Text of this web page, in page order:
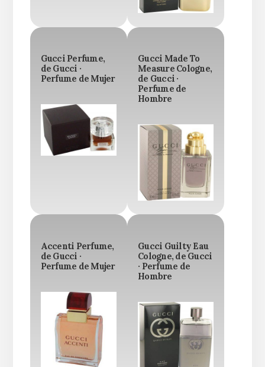
Gucci Perfume,
de Gucci ·
Perfume de Mujer
Gucci Made To
Measure Cologne,
de Gucci ·
Perfume de
Hombre
Accenti Perfume,
de Gucci ·
Perfume de Mujer
Gucci Guilty Eau
Cologne, de Gucci
· Perfume de
Hombre